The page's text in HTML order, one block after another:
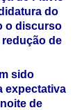
do
o discurso
redução de
sido
expectativa
de